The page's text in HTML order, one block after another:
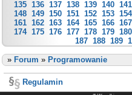
135 136 137 138 139 140 141
148 149 150 151 152 153 154
161 162 163 164 165 166 167
174 175 176 177 178 179 180
187 188 189
» Forum » Programowanie
Regulamin